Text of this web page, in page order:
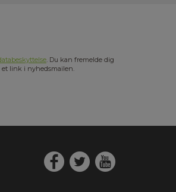
. Du kan fremelde dig
et link i nyhedsmailen.